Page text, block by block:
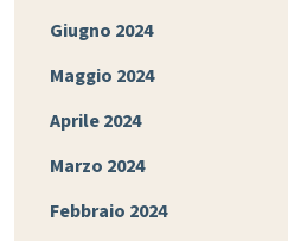
Giugno 2024
Maggio 2024
Aprile 2024
Marzo 2024
Febbraio 2024